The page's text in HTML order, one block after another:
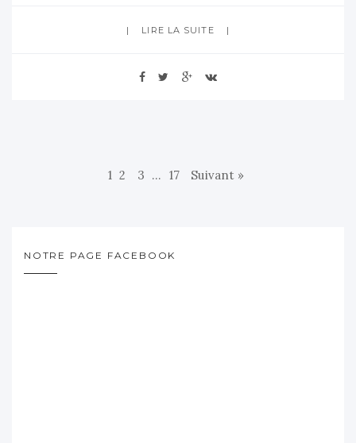
LIRE LA SUITE
1 2 3 … 17 Suivant »
NOTRE PAGE FACEBOOK